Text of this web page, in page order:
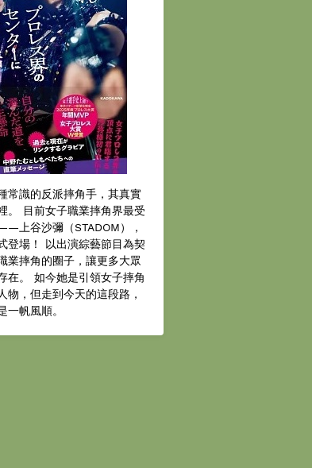
常識的反派摔角手，其真實
。 目前女子職業摔角界最受
上谷沙彌（STADOM），
登場！ 以出演綜藝節目為契
業摔角的圈子，讓更多大眾
在。 如今她是引領女子摔角
物，但走到今天的這段路，
一帆風順。